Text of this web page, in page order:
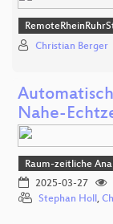
Christian Berger
Nahe-
Raum-zeitliche
2025-03-27
Stephan Holl,